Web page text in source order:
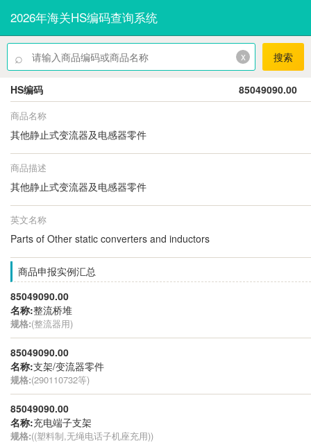
2026年海关HS编码查询系统
⌕ x 搜索
HS编码 85049090.00
商品名称
其他静止式变流器及电感器零件
商品描述
其他静止式变流器及电感器零件
英文名称
Parts of Other static converters and inductors
商品申报实例汇总
85049090.00
名称:整流桥堆
规格:(整流器用)
85049090.00
名称:支架/变流器零件
规格:(290110732等)
85049090.00
名称:充电端子支架
规格:((塑料制,无绳电话子机座充用))